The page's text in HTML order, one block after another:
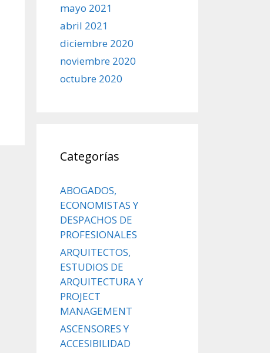
mayo 2021
abril 2021
diciembre 2020
noviembre 2020
octubre 2020
Categorías
ABOGADOS,
ECONOMISTAS Y
DESPACHOS DE
PROFESIONALES
ARQUITECTOS,
ESTUDIOS DE
ARQUITECTURA Y
PROJECT
MANAGEMENT
ASCENSORES Y
ACCESIBILIDAD